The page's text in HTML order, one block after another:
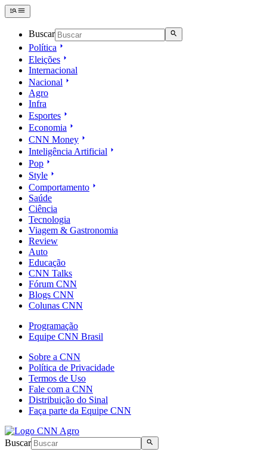
Buscar
Política
Eleições
Internacional
Nacional
Agro
Infra
Esportes
Economia
CNN Money
Inteligência Artificial
Pop
Style
Comportamento
Saúde
Ciência
Tecnologia
Viagem & Gastronomia
Review
Auto
Educação
CNN Talks
Fórum CNN
Blogs CNN
Colunas CNN
Programação
Equipe CNN Brasil
Sobre a CNN
Política de Privacidade
Termos de Uso
Fale com a CNN
Distribuição do Sinal
Faça parte da Equipe CNN
Buscar